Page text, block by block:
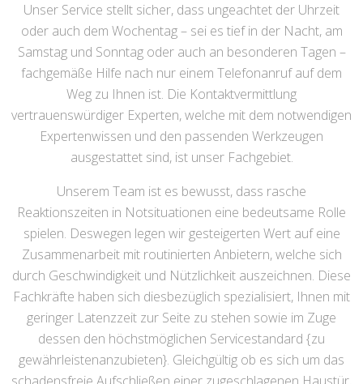
Unser Service stellt sicher, dass ungeachtet der Uhrzeit
oder auch dem Wochentag – sei es tief in der Nacht, am
Samstag und Sonntag oder auch an besonderen Tagen –
fachgemäße Hilfe nach nur einem Telefonanruf auf dem
Weg zu Ihnen ist. Die Kontaktvermittlung
vertrauenswürdiger Experten, welche mit dem notwendigen
Expertenwissen und den passenden Werkzeugen
ausgestattet sind, ist unser Fachgebiet.
Unserem Team ist es bewusst, dass rasche
Reaktionszeiten in Notsituationen eine bedeutsame Rolle
spielen. Deswegen legen wir gesteigerten Wert auf eine
Zusammenarbeit mit routinierten Anbietern, welche sich
durch Geschwindigkeit und Nützlichkeit auszeichnen. Diese
Fachkräfte haben sich diesbezüglich spezialisiert, Ihnen mit
geringer Latenzzeit zur Seite zu stehen sowie im Zuge
dessen den höchstmöglichen Servicestandard {zu
gewährleistenanzubieten}. Gleichgültig ob es sich um das